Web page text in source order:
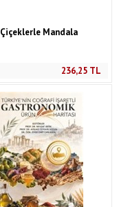
Çiçeklerle Mandala
236,25 TL